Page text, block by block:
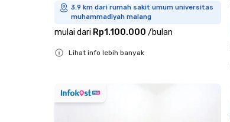
3.9 km dari rumah sakit umum universitas
muhammadiyah malang
mulai dari Rp1.100.000 /bulan
Lihat info lebih banyak